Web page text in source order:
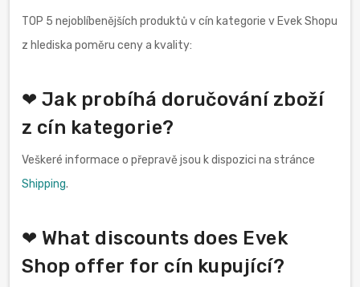
TOP 5 nejoblíbenějších produktů v cín kategorie v Evek Shopu
z hlediska poměru ceny a kvality:
❤ Jak probíhá doručování zboží
z cín kategorie?
Veškeré informace o přepravě jsou k dispozici na stránce
Shipping.
❤ What discounts does Evek
Shop offer for cín kupující?